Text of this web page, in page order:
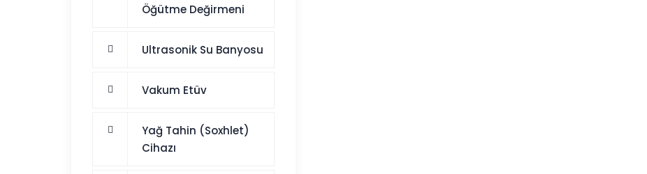
Öğütme Değirmeni
Ultrasonik Su Banyosu
Vakum Etüv
Yağ Tahin (Soxhlet)
Cihazı